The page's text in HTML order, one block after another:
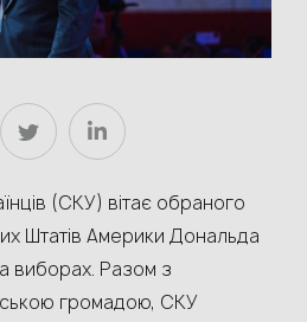
(СКУ) вітає обраного
Штатів Америки Дональда
виборах. Разом з
громадою, СКУ